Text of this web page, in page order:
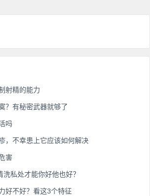
射精的能力
？有秘密武器就够了
吗
，不幸患上它应该如何解决
害
洗私处才能你好他也好？
好不好？看这3个特征